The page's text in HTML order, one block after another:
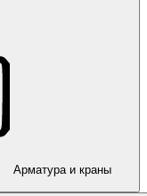
Арматура и краны